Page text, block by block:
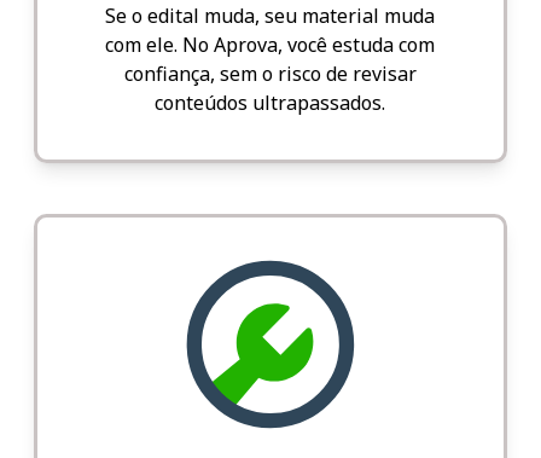
Se o edital muda, seu material muda
com ele. No Aprova, você estuda com
confiança, sem o risco de revisar
conteúdos ultrapassados.